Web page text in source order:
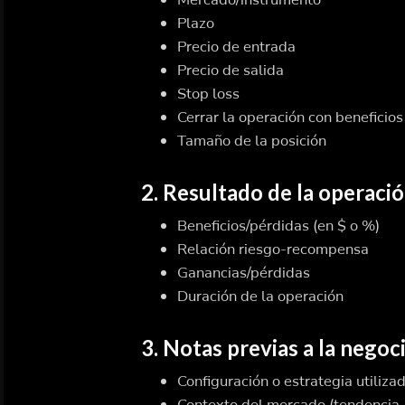
Plazo
Precio de entrada
Precio de salida
Stop loss
Cerrar la operación con beneficios
Tamaño de la posición
2. Resultado de la
Beneficios/pérdidas (en $ o %)
Relación riesgo-recompensa
Ganancias/pérdidas
Duración de la operación
3. Notas previas a la
Configuración o estrategia